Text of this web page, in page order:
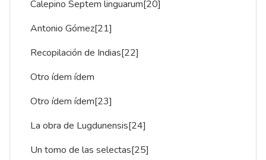
Calepino Septem linguarum[20]
Antonio Gómez[21]
Recopilación de Indias[22]
Otro ídem ídem
Otro ídem ídem[23]
La obra de Lugdunensis[24]
Un tomo de las selectas[25]